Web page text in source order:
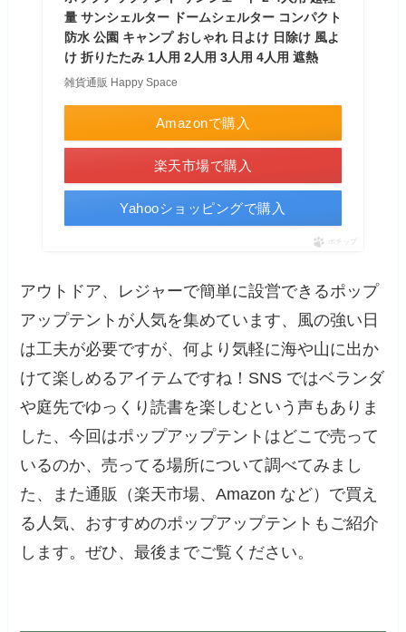
量 サンシェルター ドームシェルター コンパクト
防水 公園 キャンプ おしゃれ 日よけ 日除け 風よ
け 折りたたみ 1人用 2人用 3人用 4人用 遮熱
雑貨通販 Happy Space
Amazonで購入
楽天市場で購入
Yahooショッピングで購入
ポチップ
アウトドア、レジャーで簡単に設営できるポップ
アップテントが人気を集めています、風の強い日
は工夫が必要ですが、何より気軽に海や山に出か
けて楽しめるアイテムですね！SNS ではベランダ
や庭先でゆっくり読書を楽しむという声もありま
した、今回はポップアップテントはどこで売って
いるのか、売ってる場所について調べてみまし
た、また通販（楽天市場、Amazon など）で買え
る人気、おすすめのポップアップテントもご紹介
します。ぜひ、最後までご覧ください。